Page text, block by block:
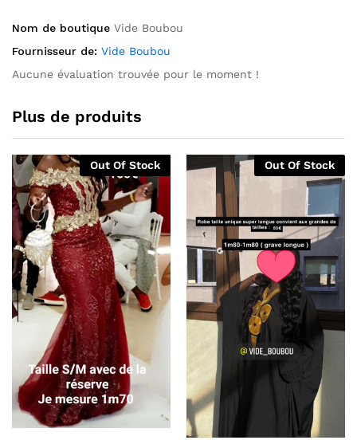
Nom de boutique Vide Boubou
Fournisseur de: Vide Boubou
Aucune évaluation trouvée pour le moment !
Plus de produits
Out Of Stock Out Of Stock